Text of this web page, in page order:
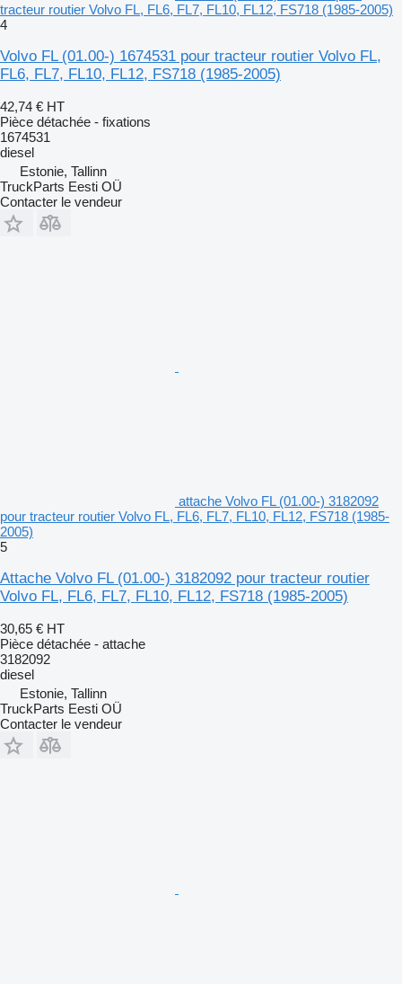
tracteur routier Volvo FL, FL6, FL7, FL10, FL12, FS718 (1985-2005)
4
Volvo FL (01.00-) 1674531 pour tracteur routier Volvo FL,
FL6, FL7, FL10, FL12, FS718 (1985-2005)
42,74 € HT
Pièce détachée - fixations
1674531
diesel
Estonie, Tallinn
TruckParts Eesti OÜ
Contacter le vendeur
attache Volvo FL (01.00-) 3182092
pour tracteur routier Volvo FL, FL6, FL7, FL10, FL12, FS718 (1985-
2005)
5
Attache Volvo FL (01.00-) 3182092 pour tracteur routier
Volvo FL, FL6, FL7, FL10, FL12, FS718 (1985-2005)
30,65 € HT
Pièce détachée - attache
3182092
diesel
Estonie, Tallinn
TruckParts Eesti OÜ
Contacter le vendeur